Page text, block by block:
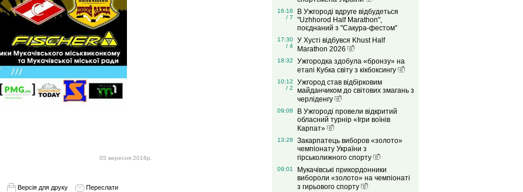
05 вересня 2016р.
Версія для друку Переслати
16:18
/ 7
В Ужгороді вдруге відбудеться
"Uzhhorod Half Marathon",
поєднаний з "Сакура-фестом"
17:30
/ 4
У Хусті відбувся Khust Half
Marathon 2026
18:32
Ужгородка здобула «бронзу» на
етапі Кубка світу з кікбоксингу
10:12
/ 2
Ужгород став відбірковим
майданчиком до світових змагань з
черліденгу
09:08
В Ужгороді провели відкритий
обласний турнір «Ігри воїнів
Карпат»
13:28
Закарпатець виборов «золото»
чемпіонату України з
гірськолижного спорту
09:01
Мукачівські прикордонники
вибороли «золото» на чемпіонаті
з гирьового спорту